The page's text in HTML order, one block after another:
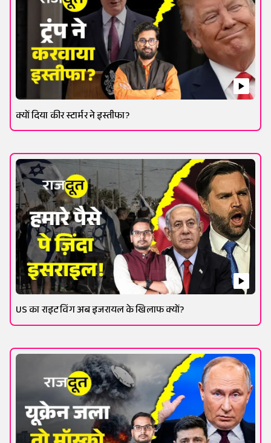
क्यों दिया कीर स्टार्मर ने इस्तीफा?
US का राइट विंग अब इजरायल के खिलाफ क्यों?